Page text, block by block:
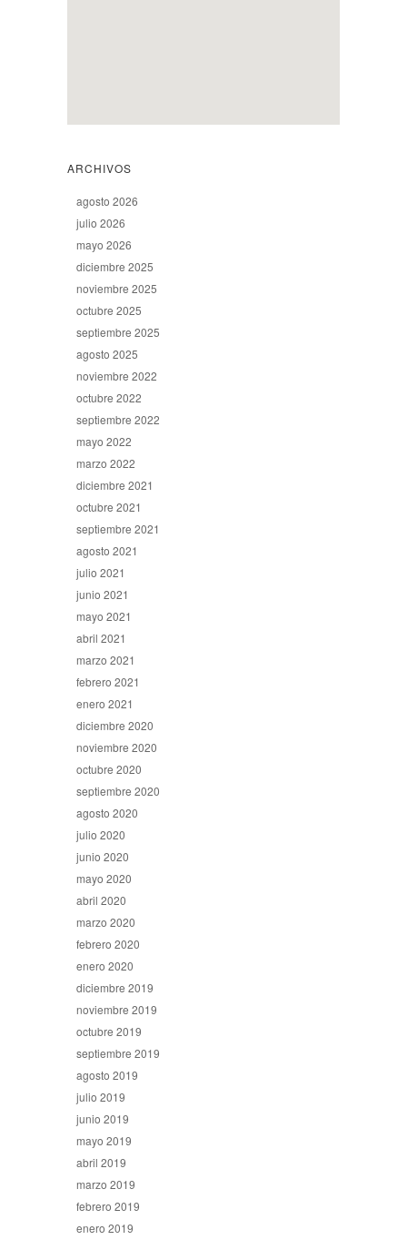
ARCHIVOS
agosto 2026
julio 2026
mayo 2026
diciembre 2025
noviembre 2025
octubre 2025
septiembre 2025
agosto 2025
noviembre 2022
octubre 2022
septiembre 2022
mayo 2022
marzo 2022
diciembre 2021
octubre 2021
septiembre 2021
agosto 2021
julio 2021
junio 2021
mayo 2021
abril 2021
marzo 2021
febrero 2021
enero 2021
diciembre 2020
noviembre 2020
octubre 2020
septiembre 2020
agosto 2020
julio 2020
junio 2020
mayo 2020
abril 2020
marzo 2020
febrero 2020
enero 2020
diciembre 2019
noviembre 2019
octubre 2019
septiembre 2019
agosto 2019
julio 2019
junio 2019
mayo 2019
abril 2019
marzo 2019
febrero 2019
enero 2019